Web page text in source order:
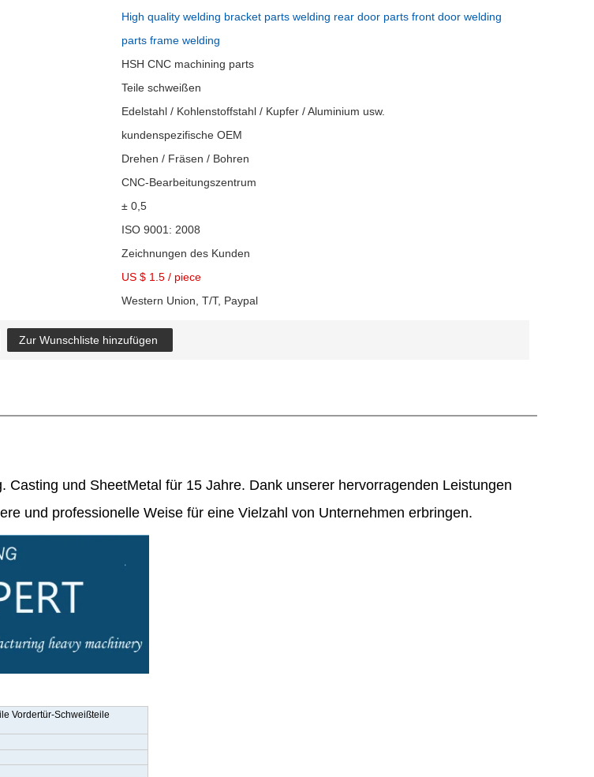
High quality welding bracket parts welding rear door parts front door welding
parts frame welding
HSH CNC machining parts
Teile schweißen
Edelstahl / Kohlenstoffstahl / Kupfer / Aluminium usw.
kundenspezifische OEM
Drehen / Fräsen / Bohren
CNC-Bearbeitungszentrum
± 0,5
ISO 9001: 2008
Zeichnungen des Kunden
US $ 1.5 / piece
Western Union, T/T, Paypal
Zur Wunschliste hinzufügen
. Casting und SheetMetal für 15 Jahre. Dank unserer hervorragenden Leistungen
und professionelle Weise für eine Vielzahl von Unternehmen erbringen.
Vordertür-Schweißteile